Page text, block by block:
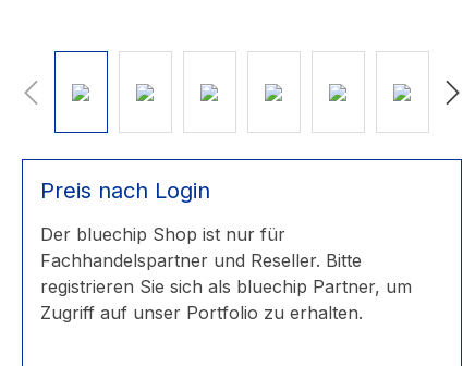
Preis nach Login
Der bluechip Shop ist nur für
Fachhandelspartner und Reseller. Bitte
registrieren Sie sich als bluechip Partner, um
Zugriff auf unser Portfolio zu erhalten.